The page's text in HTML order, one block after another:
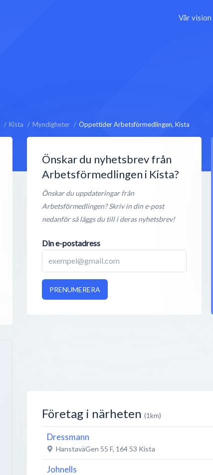
Vår vision
Kista Myndigheter Öppettider Arbetsförmedlingen, Kista
Önskar du nyhetsbrev från
Arbetsförmedlingen i Kista?
Önskar du uppdateringar från
Arbetsförmedlingen? Skriv in din e-post
nedanför så läggs du till i deras nyhetsbrev!
Din e-postadress
PRENUMERERA
Företag i närheten (1km)
Dressmann
HanstaväGen 55 F, 164 53 Kista
Johnells